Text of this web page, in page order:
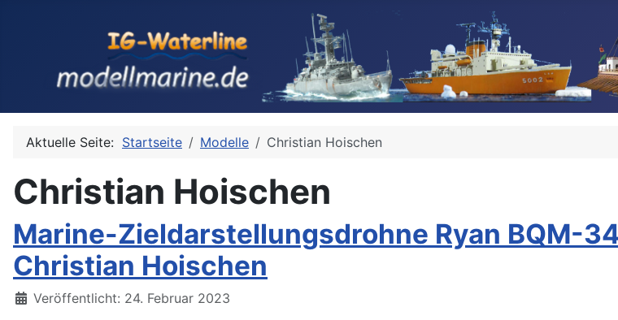
Aktuelle Seite: Startseite Modelle Christian Hoischen
Christian Hoischen
Marine-Zieldarstellungsdrohne Ryan BQM-
Christian Hoischen
Details
Veröffentlicht: 24. Februar 2023